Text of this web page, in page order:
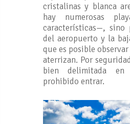
cristalinas y blanca
hay numerosas
características—, sino
del aeropuerto y la
que es posible
aterrizan. Por
bien delimitada
prohibido entrar.